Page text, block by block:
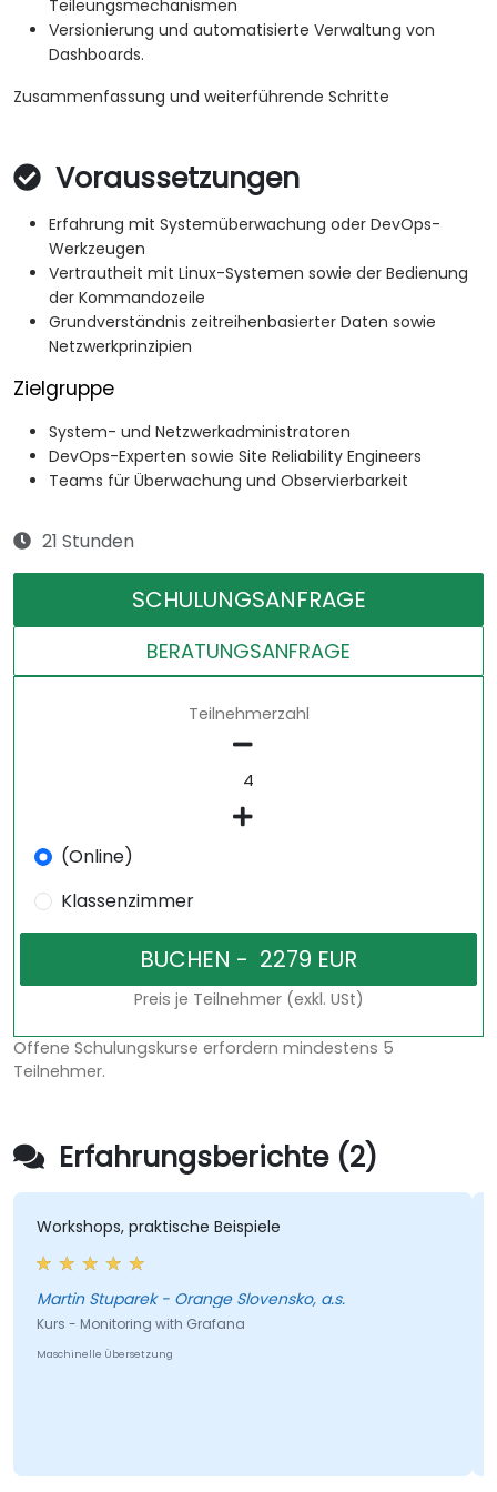
Teileungsmechanismen
Versionierung und automatisierte Verwaltung von
Dashboards.
Zusammenfassung und weiterführende Schritte
Voraussetzungen
Erfahrung mit Systemüberwachung oder DevOps-
Werkzeugen
Vertrautheit mit Linux-Systemen sowie der Bedienung
der Kommandozeile
Grundverständnis zeitreihenbasierter Daten sowie
Netzwerkprinzipien
Zielgruppe
System- und Netzwerkadministratoren
DevOps-Experten sowie Site Reliability Engineers
Teams für Überwachung und Observierbarkeit
21 Stunden
SCHULUNGSANFRAGE
BERATUNGSANFRAGE
Teilnehmerzahl
(Online)
Klassenzimmer
Preis je Teilnehmer (exkl. USt)
Offene Schulungskurse erfordern mindestens 5
Teilnehmer.
Erfahrungsberichte (2)
Workshops, praktische Beispiele
Martin Stuparek - Orange Slovensko, a.s.
Kurs - Monitoring with Grafana
Maschinelle Übersetzung